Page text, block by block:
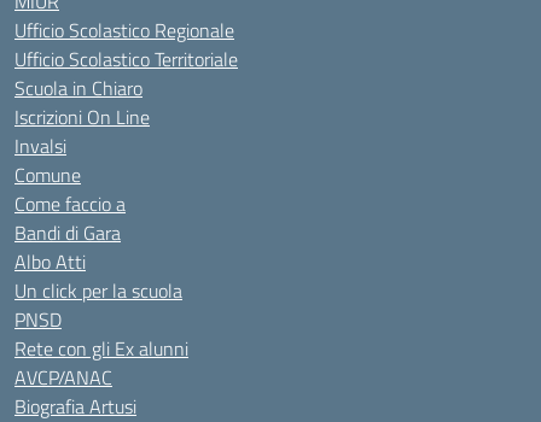
Ufficio Scolastico Regionale
Ufficio Scolastico Territoriale
Scuola in Chiaro
Iscrizioni On Line
Invalsi
Comune
Come faccio a
Bandi di Gara
Albo Atti
Un click per la scuola
PNSD
Rete con gli Ex alunni
AVCP/ANAC
Biografia Artusi